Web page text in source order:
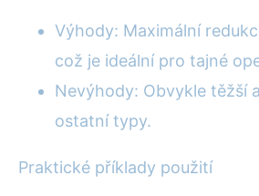
Výhody: Maximální
což je ideální pro tajné
Nevýhody: Obvykle těžší
ostatní typy.
Praktické příklady použití